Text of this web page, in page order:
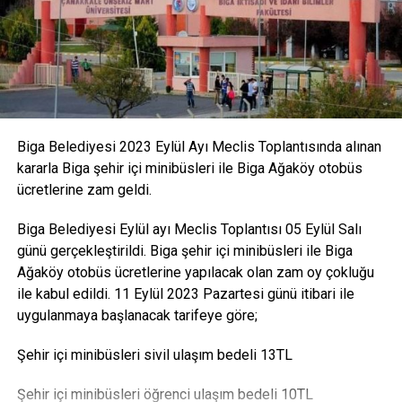
Biga Belediyesi 2023 Eylül Ayı Meclis Toplantısında alınan
kararla Biga şehir içi minibüsleri ile Biga Ağaköy otobüs
ücretlerine zam geldi.
Biga Belediyesi Eylül ayı Meclis Toplantısı 05 Eylül Salı
günü gerçekleştirildi. Biga şehir içi minibüsleri ile Biga
Ağaköy otobüs ücretlerine yapılacak olan zam oy çokluğu
ile kabul edildi. 11 Eylül 2023 Pazartesi günü itibari ile
uygulanmaya başlanacak tarifeye göre;
Şehir içi minibüsleri sivil ulaşım bedeli 13TL
Şehir içi minibüsleri öğrenci ulaşım bedeli 10TL